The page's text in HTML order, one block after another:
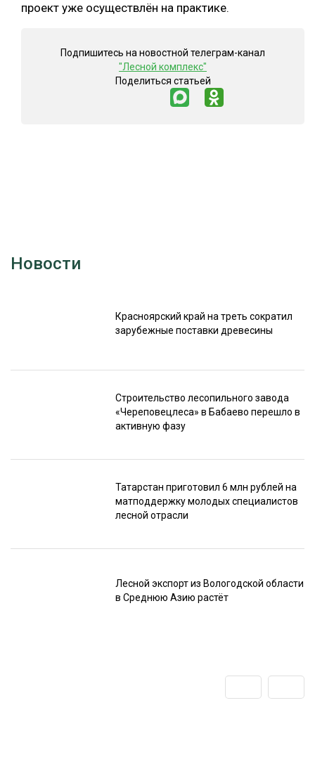
проект уже осуществлён на практике.
Подпишитесь на новостной телеграм-канал
"Лесной комплекс"
Поделиться статьей
Новости
Красноярский край на треть сократил
зарубежные поставки древесины
Строительство лесопильного завода
«Череповецлеса» в Бабаево перешло в
активную фазу
Татарстан приготовил 6 млн рублей на
матподдержку молодых специалистов
лесной отрасли
Лесной экспорт из Вологодской области
в Среднюю Азию растёт